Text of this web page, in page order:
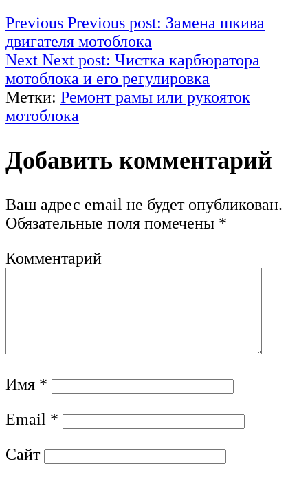
Previous Previous post: Замена шкива
двигателя мотоблока
Next Next post: Чистка карбюратора
мотоблока и его регулировка
Метки: Ремонт рамы или рукояток
мотоблока
Добавить комментарий
Ваш адрес email не будет опубликован.
Обязательные поля помечены *
Комментарий
Имя *
Email *
Сайт